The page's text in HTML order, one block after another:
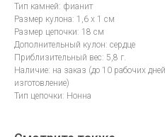
Тип камней: фианит
Размер кулона: 1,6 х 1 см
Размер цепочки: 18 см
Дополнительный кулон: сердце
Приблизительный вес: 5,8 г.
Наличие: на заказ (до 10 рабочих
изготовление)
Тип цепочки: Нонна